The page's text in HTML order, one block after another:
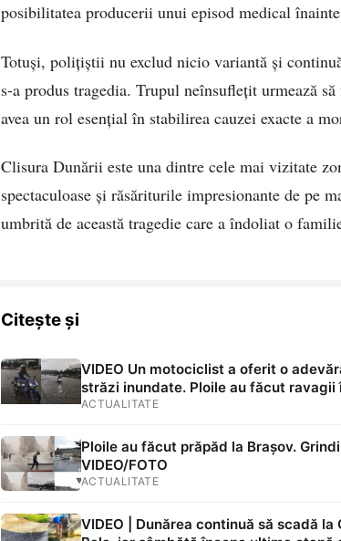
posibilitatea producerii unui episod medical înainte
Totuși, polițiștii nu exclud nicio variantă și
s-a produs tragedia. Trupul neînsuflețit urmează
avea un rol esențial în stabilirea cauzei exacte a
Clisura Dunării este una dintre cele mai vizitate
spectaculoase și răsăriturile impresionante de pe
umbrită de această tragedie care a îndoliat o
Citește și
VIDEO Un motociclist a oferit o
străzi inundate. Ploile au făcut ravagii
ACTUALITATE
Ploile au făcut prăpăd la Brașov.
VIDEO/FOTO
ACTUALITATE
VIDEO | Dunărea continuă să scadă